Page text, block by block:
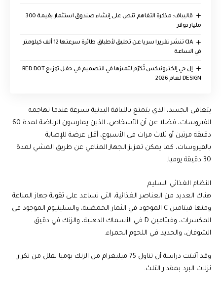
قاليباف: مذكرة التفاهم تنص على إنشاء صندوق استثمار بقيمة 300
مليار دولار
CIA تنشر تقريرا سريا عن تحليق لأطباق طائرة سرعتها 12 ألف كيلومتر
في الساعة
إل جي إلكترونيكس تُكرّم لتميزها في التصميم في حفل توزيع RED DOT
DESIGN لعام 2026
يتعافى الجسد، الذي يتمتع باللياقة البدنية بسرعة عندما تهاجمه
الفيروسات، فضلا عن أن الأشخاص، الذين يمارسون الرياضة لمدة 60
دقيقة مرتين أو ثلاث مرات في الأسبوع، أقل عرضة للإصابة
بالفيروسات، كما يمكن تعزيز الجهاز المناعي عن طريق المشي لمدة
30 دقيقة يوميا.
النظام الغذائي السليم
هناك العديد من العناصر الغذائية، التي تساعد على تقوية جهاز المناعة
ومنها فيتامين C الموجود في الثمار الحمضية، والسلينيوم الموجود في
المكسرات، وفيتامين D في الأسماك الدهنية، والزنك في دقيق
الشوفان، والحديد في اللحوم الحمراء.
وقد أثبتت دراسة أن تناول 75 ميليغرام من الزنك يوميا يقلل من تكرار
نزلات البرد بمقدار الثلث.